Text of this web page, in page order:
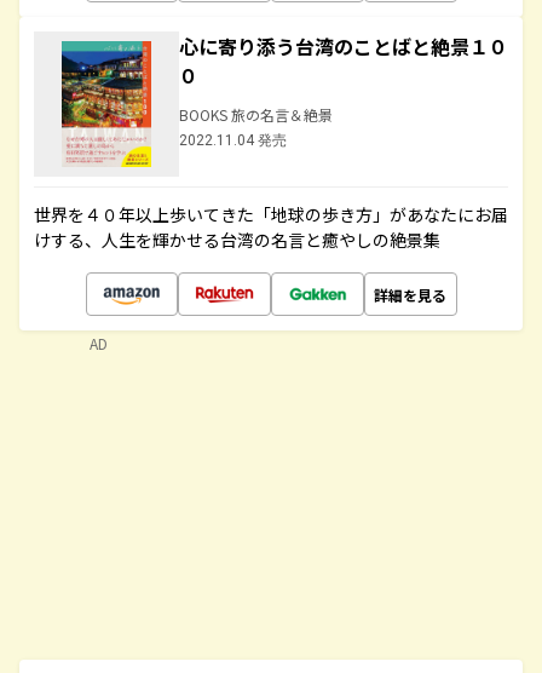
心に寄り添う台湾のことばと絶景１０
０
BOOKS 旅の名言＆絶景
2022.11.04 発売
世界を４０年以上歩いてきた「地球の歩き方」があなたにお届
けする、人生を輝かせる台湾の名言と癒やしの絶景集
詳細を見る
AD